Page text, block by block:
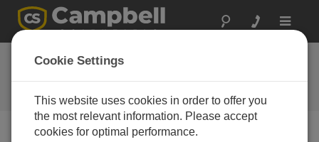
Toggle
お問い合わせ
通常1営業日以内に対応いたしま
す。
Cookie Settings
This website uses cookies in order to offer you
the most relevant information. Please accept
cookies for optimal performance.